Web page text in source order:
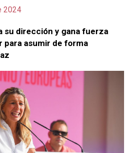
2024
su dirección y gana fuerza
para asumir de forma